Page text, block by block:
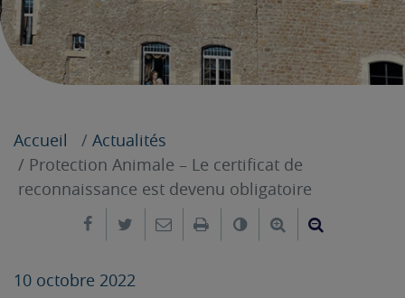
Accueil
Actualités
Protection Animale – Le certificat de
reconnaissance est devenu obligatoire
Partager sur Facebook
Partager sur Twitter
Envoyer par e-mail
ImprimerChanger leAgrandir le
10 octobre 2022